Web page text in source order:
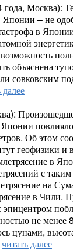
года, Москва):
Японии – не
в
объяснена
совковским
далее
Японии
Об этом
геофизики и
в
с
на
в Чили.
не менее
цунами,
читать далее